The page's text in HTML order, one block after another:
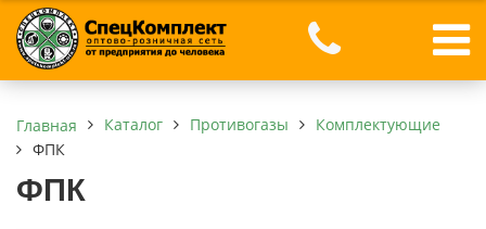
Главная Каталог Противогазы
Комплектующие
ФПК
ФПК